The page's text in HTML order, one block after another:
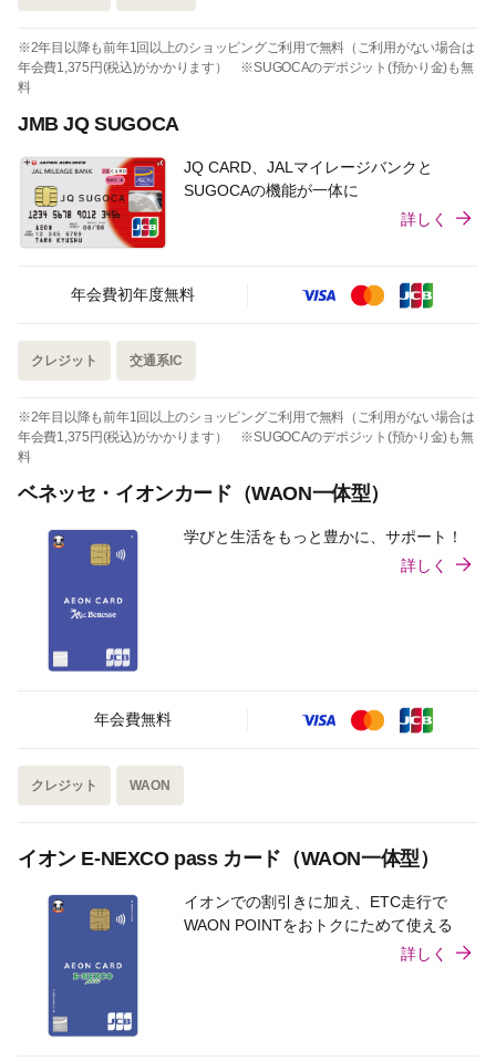
※2年目以降も前年1回以上のショッピングご利用で無料（ご利用がない場合は
年会費1,375円(税込)がかかります） ※SUGOCAのデポジット(預かり金)も無
料
JMB JQ SUGOCA
JQ CARD、JALマイレージバンクと
SUGOCAの機能が一体に
詳しく
年会費初年度無料
クレジット 交通系IC
※2年目以降も前年1回以上のショッピングご利用で無料（ご利用がない場合は
年会費1,375円(税込)がかかります） ※SUGOCAのデポジット(預かり金)も無
料
ベネッセ・イオンカード（WAON一体型）
学びと生活をもっと豊かに、サポート！
詳しく
年会費無料
クレジット WAON
イオン E-NEXCO pass カード（WAON一体型）
イオンでの割引きに加え、ETC走行で
WAON POINTをおトクにためて使える
詳しく